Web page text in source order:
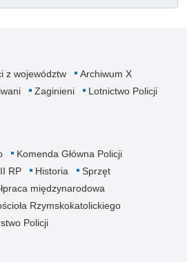
z województw
Archiwum X
Zaginieni
Lotnictwo Policji
Komenda Główna Policji
RP Historia
Sprzęt
międzynarodowa
Rzymskokatolickiego
Policji